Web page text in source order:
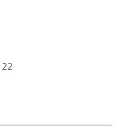
22